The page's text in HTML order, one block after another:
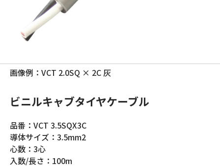
画像例：VCT 2.0SQ × 2C 灰
ビニルキャブタイヤケーブル
品番：VCT 3.5SQX3C
導体サイズ：3.5mm2
心数：3心
入数/長さ：100m